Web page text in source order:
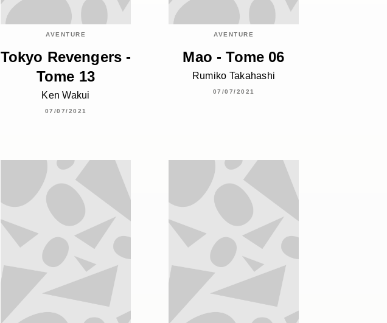
AVENTURE
Tokyo Revengers -
Tome 13
Ken Wakui
07/07/2021
AVENTURE
Mao - Tome 06
Rumiko Takahashi
07/07/2021